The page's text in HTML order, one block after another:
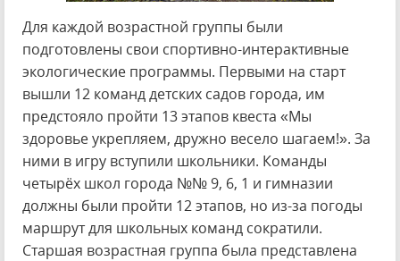
Для каждой возрастной группы были
подготовлены свои спортивно-интерактивные
экологические программы. Первыми на старт
вышли 12 команд детских садов города, им
предстояло пройти 13 этапов квеста «Мы
здоровье укрепляем, дружно весело шагаем!». За
ними в игру вступили школьники. Команды
четырёх школ города №№ 9, 6, 1 и гимназии
должны были пройти 12 этапов, но из-за погоды
маршрут для школьных команд сократили.
Старшая возрастная группа была представлена